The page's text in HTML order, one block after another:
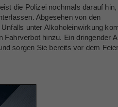
die Polizei nochmals darauf
Abgesehen von den
unter Alkoholeinwirkung
Fahrverbot hinzu. Ein dringender
sorgen Sie bereits vor dem